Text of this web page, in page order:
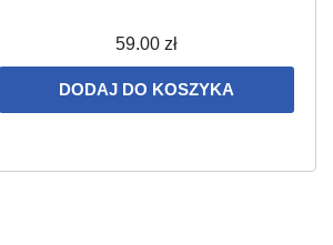
59.00 zł
DODAJ DO KOSZYKA